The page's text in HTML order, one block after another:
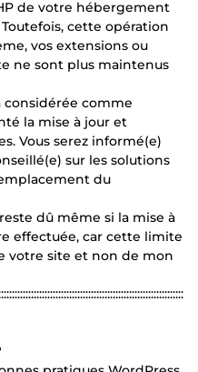
de votre hébergement
cette opération
vos extensions ou
ne sont plus maintenus
considérée comme
la mise à jour et
Vous serez informé(e)
sur les solutions
du
dû même si la mise à
effectuée, car cette limite
votre site et non de mon